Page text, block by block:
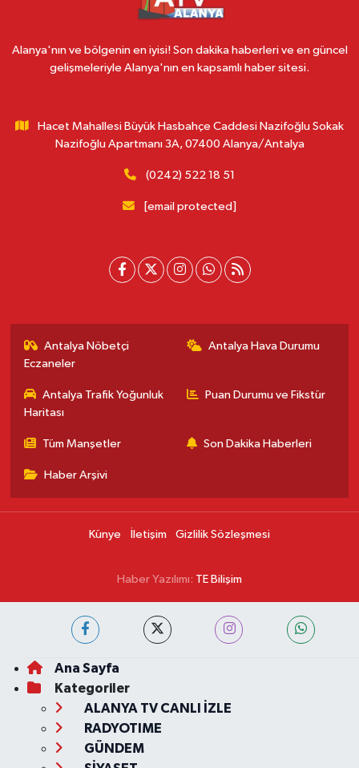
Alanya'nın ve bölgenin en iyisi! Son dakika haberleri ve en güncel
gelişmeleriyle Alanya'nın en kapsamlı haber sitesi.
Hacet Mahallesi Büyük Hasbahçe Caddesi Nazifoğlu Sokak
Nazifoğlu Apartmanı 3A, 07400 Alanya/Antalya
(0242) 522 18 51
[email protected]
Antalya Nöbetçi
Eczaneler
Antalya Hava Durumu
Antalya Trafik Yoğunluk
Haritası
Puan Durumu ve Fikstür
Tüm Manşetler Son Dakika Haberleri
Haber Arşivi
Künye İletişim Gizlilik Sözleşmesi
Haber Yazılımı: TE Bilişim
Ana Sayfa
Kategoriler
ALANYA TV CANLI İZLE
RADYOTIME
GÜNDEM